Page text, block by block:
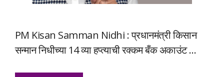
PM Kisan Samman Nidhi : प्रधानमंत्री किसान
सन्मान निधीच्या 14 व्या हप्त्याची रक्कम बँक अकाउंट …